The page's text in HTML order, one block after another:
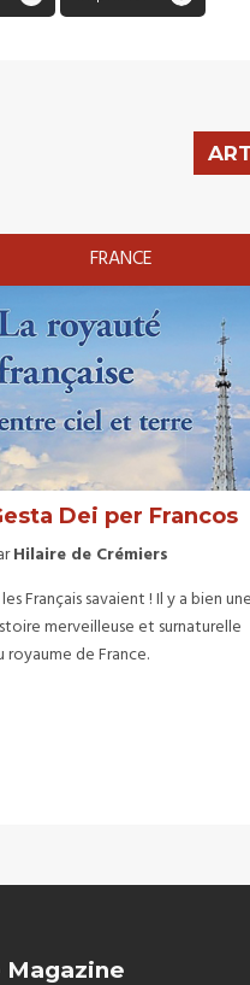
FRANCE
Dei per Francos
Hilaire de Crémiers
les Français savaient ! Il y a bien une
merveilleuse et surnaturelle
royaume de France.
Magazine